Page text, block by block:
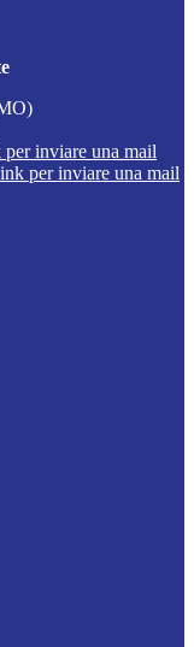
inviare una mail
per inviare una mail